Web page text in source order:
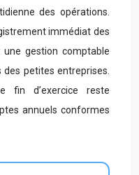
des opérations.
immédiat des
gestion comptable
petites entreprises.
fin d’exercice reste
annuels conformes